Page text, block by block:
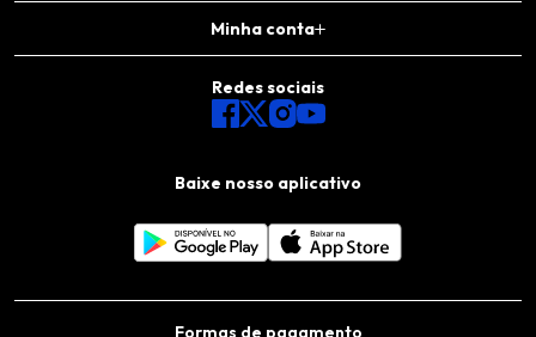
Minha conta
Baixe nosso aplicativo
Redes sociais